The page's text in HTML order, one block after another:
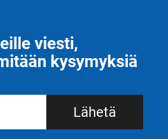
viesti,
kysymyksiä
Lähetä